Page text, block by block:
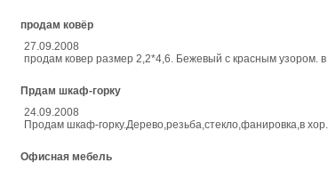
продам ковёр
27.09.2008
продам ковер размер 2,2*4,6. Бежевый с красным узором.
Прдам шкаф-горку
24.09.2008
Продам шкаф-горку.Дерево,резьба,стекло,фанировка,в
Офисная мебель